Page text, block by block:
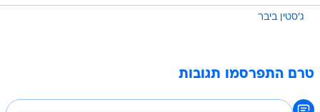
ג'סטין ביבר
טרם התפרסמו תגובות